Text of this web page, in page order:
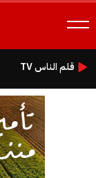
قلم الناس TV